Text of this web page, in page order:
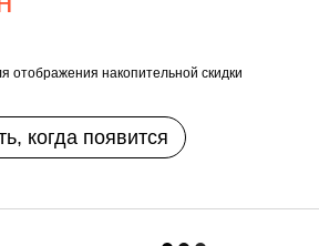
отображения накопительной скидки
когда появится